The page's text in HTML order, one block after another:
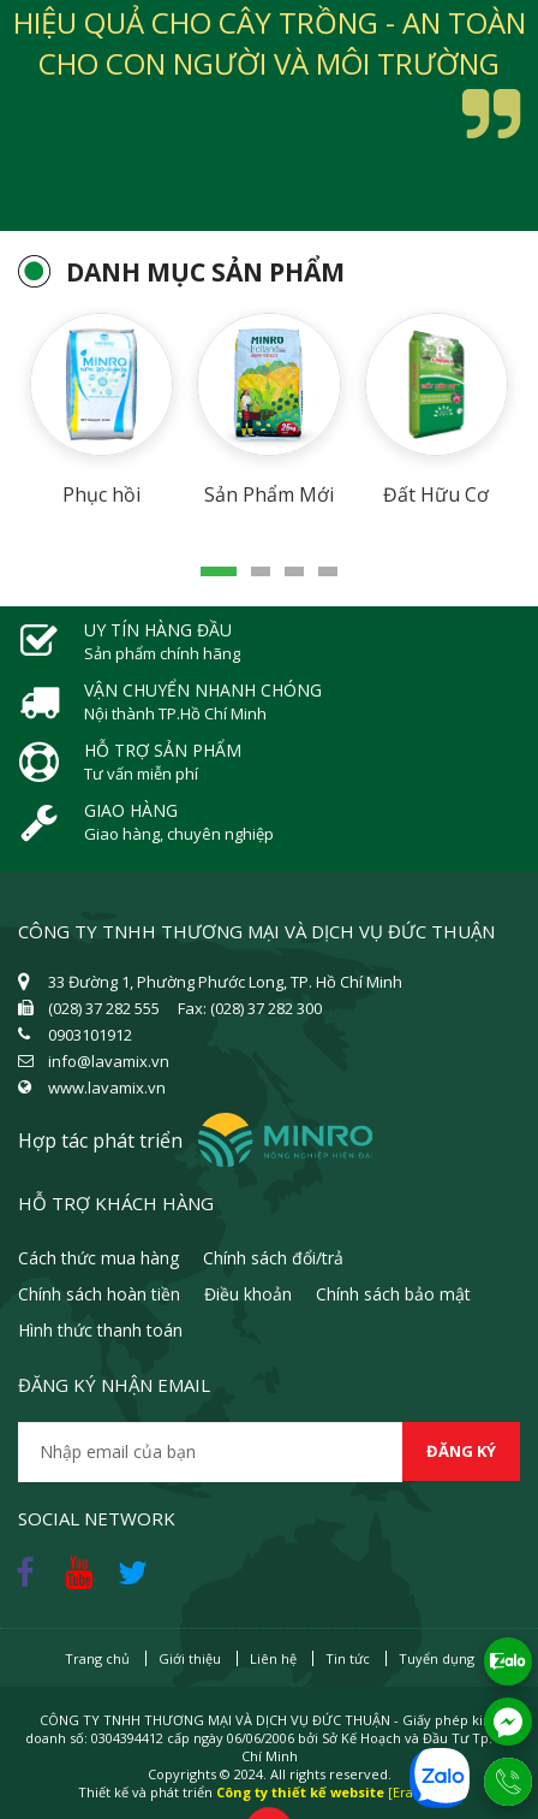
HIỆU QUẢ CHO CÂY TRỒNG - AN TOÀN
CHO CON NGƯỜI VÀ MÔI TRƯỜNG
DANH MỤC SẢN PHẨM
Phục hồi Sản Phẩm Mới Đất Hữu Cơ
UY TÍN HÀNG ĐẦU
Sản phẩm chính hãng
VẬN CHUYỂN NHANH CHÓNG
Nội thành TP.Hồ Chí Minh
HỖ TRỢ SẢN PHẨM
Tư vấn miễn phí
GIAO HÀNG
Giao hàng, chuyên nghiệp
CÔNG TY TNHH THƯƠNG MẠI VÀ DỊCH VỤ ĐỨC THUẬN
33 Đường 1, Phường Phước Long, TP. Hồ Chí Minh
(028) 37 282 555 Fax: (028) 37 282 300
0903101912
info@lavamix.vn
www.lavamix.vn
Hợp tác phát triển
HỖ TRỢ KHÁCH HÀNG
Cách thức mua hàng
Chính sách đổi/trả
Chính sách hoàn tiền
Điều khoản
Chính sách bảo mật
Hình thức thanh toán
ĐĂNG KÝ NHẬN EMAIL
SOCIAL NETWORK
Trang chủ Giới thiệu Liên hệ Tin tức Tuyển dụng
CÔNG TY TNHH THƯƠNG MẠI VÀ DỊCH VỤ ĐỨC THUẬN - Giấy phép kinh
doanh số: 0304394412 cấp ngày 06/06/2006 bởi Sở Kế Hoạch và Đầu Tư Tp. Hồ
Chí Minh
Copyrights © 2024. All rights reserved.
Thiết kế và phát triển Công ty thiết kế website [Erasoft.vn]